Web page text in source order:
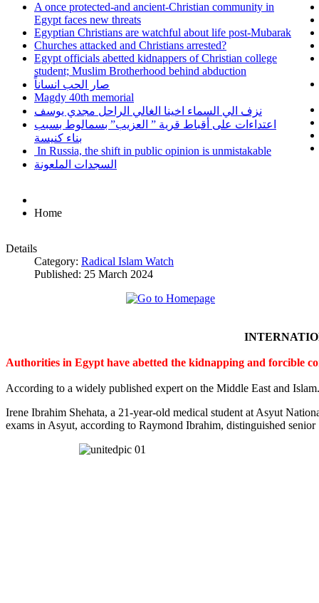
A once protected-and ancient-Christian community in
Egypt faces new threats
Egyptian Christians are watchful about life post-Mubarak
Churches attacked and Christians arrested?
Egypt officials abetted kidnappers of Christian college
student; Muslim Brotherhood behind abduction
صار الحب انساناً
Magdy 40th memorial
نزف الي السماء اخينا الغالي الراحل مجدي يوسف
اعتداءات على أقباط قرية ” العزيب” بسمالوط بسبب
بناء كنيسة
In Russia, the shift in public opinion is unmistakable
السجدات الملعونة
Home
Details
Category: Radical Islam Watch
Published: 25 March 2024
Authorities in Egypt have abetted the kidnapping and forcible
According to a widely published expert on the Middle East and Islam.
Irene Ibrahim Shehata, a 21-year-old medical student at Asyut
exams in Asyut, according to Raymond Ibrahim, distinguished